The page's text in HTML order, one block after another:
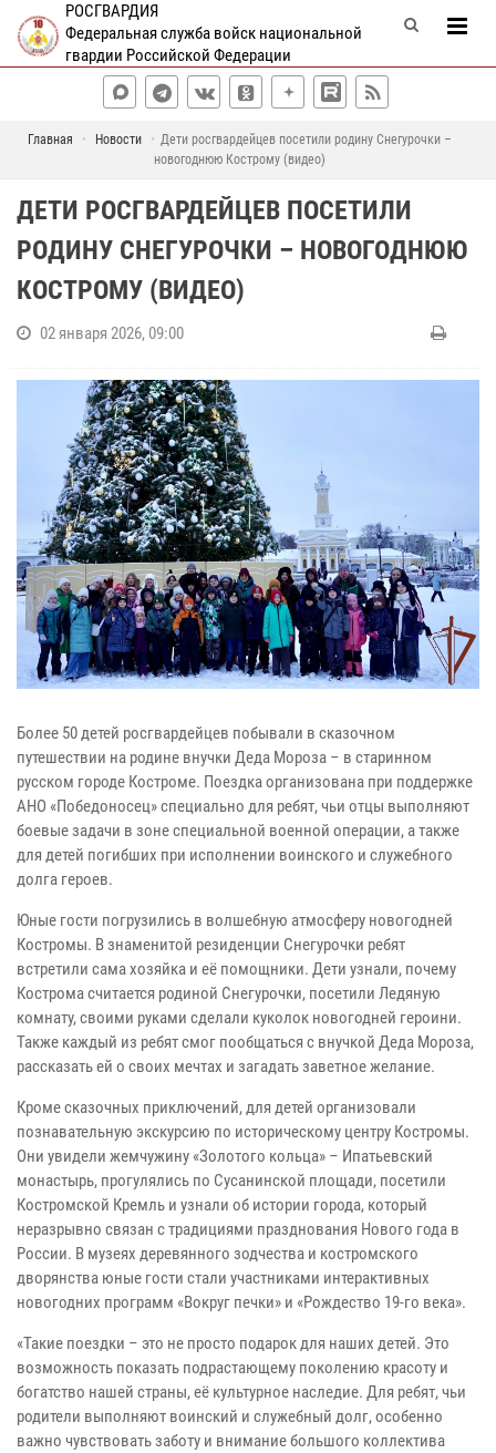
РОСГВАРДИЯ
Федеральная служба войск национальной
гвардии Российской Федерации
Главная Новости
Дети росгвардейцев посетили родину Снегурочки –
новогоднюю Кострому (видео)
ДЕТИ РОСГВАРДЕЙЦЕВ ПОСЕТИЛИ
РОДИНУ СНЕГУРОЧКИ – НОВОГОДНЮЮ
КОСТРОМУ (ВИДЕО)
02 января 2026, 09:00
Более 50 детей росгвардейцев побывали в сказочном
путешествии на родине внучки Деда Мороза – в старинном
русском городе Костроме. Поездка организована при поддержке
АНО «Победоносец» специально для ребят, чьи отцы выполняют
боевые задачи в зоне специальной военной операции, а также
для детей погибших при исполнении воинского и служебного
долга героев.
Юные гости погрузились в волшебную атмосферу новогодней
Костромы. В знаменитой резиденции Снегурочки ребят
встретили сама хозяйка и её помощники. Дети узнали, почему
Кострома считается родиной Снегурочки, посетили Ледяную
комнату, своими руками сделали куколок новогодней героини.
Также каждый из ребят смог пообщаться с внучкой Деда Мороза,
рассказать ей о своих мечтах и загадать заветное желание.
Кроме сказочных приключений, для детей организовали
познавательную экскурсию по историческому центру Костромы.
Они увидели жемчужину «Золотого кольца» – Ипатьевский
монастырь, прогулялись по Сусанинской площади, посетили
Костромской Кремль и узнали об истории города, который
неразрывно связан с традициями празднования Нового года в
России. В музеях деревянного зодчества и костромского
дворянства юные гости стали участниками интерактивных
новогодних программ «Вокруг печки» и «Рождество 19-го века».
«Такие поездки – это не просто подарок для наших детей. Это
возможность показать подрастающему поколению красоту и
богатство нашей страны, её культурное наследие. Для ребят, чьи
родители выполняют воинский и служебный долг, особенно
важно чувствовать заботу и внимание большого коллектива